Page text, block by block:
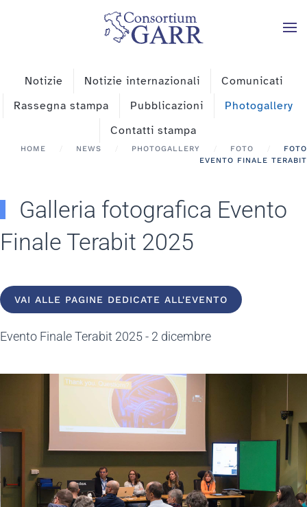
Skip to main content
Notizie Notizie internazionali
Comunicati
Rassegna stampa
Pubblicazioni
Photogallery
Contatti stampa
HOME NEWS PHOTOGALLERY FOTO
FOTO
EVENTO FINALE TERABIT
Galleria fotografica Evento
Finale Terabit 2025
VAI ALLE PAGINE DEDICATE ALL'EVENTO
Evento Finale Terabit 2025 - 2 dicembre